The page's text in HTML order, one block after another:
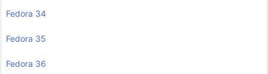
Fedora 34
Fedora 35
Fedora 36